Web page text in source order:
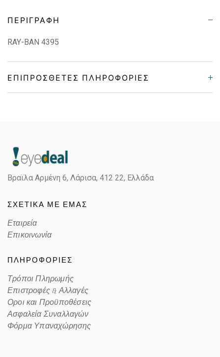
ΠΕΡΙΓΡΑΦΉ
RAY-BAN 4395
ΕΠΙΠΡΌΣΘΕΤΕΣ ΠΛΗΡΟΦΟΡΊΕΣ
Color
Lens Color BLUE
Color code
Βραϊλα Αρμένη 6, Λάρισα, 412 22, Ελλάδα
ΣΧΕΤΙΚΑ ΜΕ ΕΜΑΣ
Εταιρεία
Επικοινωνία
ΠΛΗΡΟΦΟΡΙΕΣ
Τρόποι Πληρωμής
Επιστροφές & Αλλαγές
Οροι και Προϋποθέσεις
Ασφαλεία Συναλλαγών
Φόρμα Υπαναχώρησης